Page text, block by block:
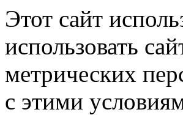
Этот сайт
использовать
метрических
с этими